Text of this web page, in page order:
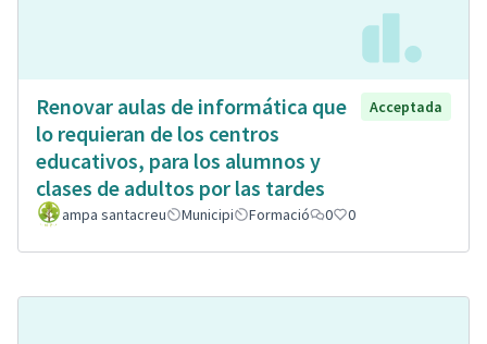
Renovar aulas de informática que
lo requieran de los centros
educativos, para los alumnos y
clases de adultos por las tardes
Acceptada
ampa santacreu Municipi Formació 0 0